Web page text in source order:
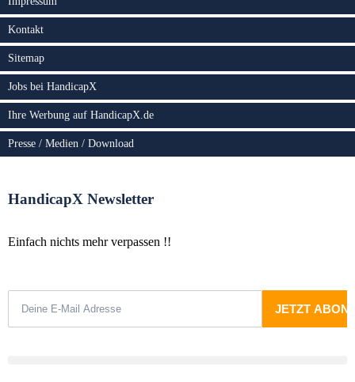
Kontakt
Sitemap
Jobs bei HandicapX
Ihre Werbung auf HandicapX.de
Presse / Medien / Download
HandicapX Newsletter
Einfach nichts mehr verpassen !!